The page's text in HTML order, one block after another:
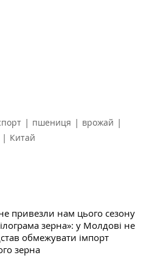
| пшениця | врожай |
| Китай
привезли нам цього сезону
зерна»: у Молдові не
обмежувати імпорт
зерна